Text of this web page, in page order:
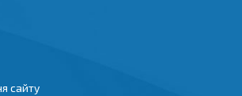
сайту